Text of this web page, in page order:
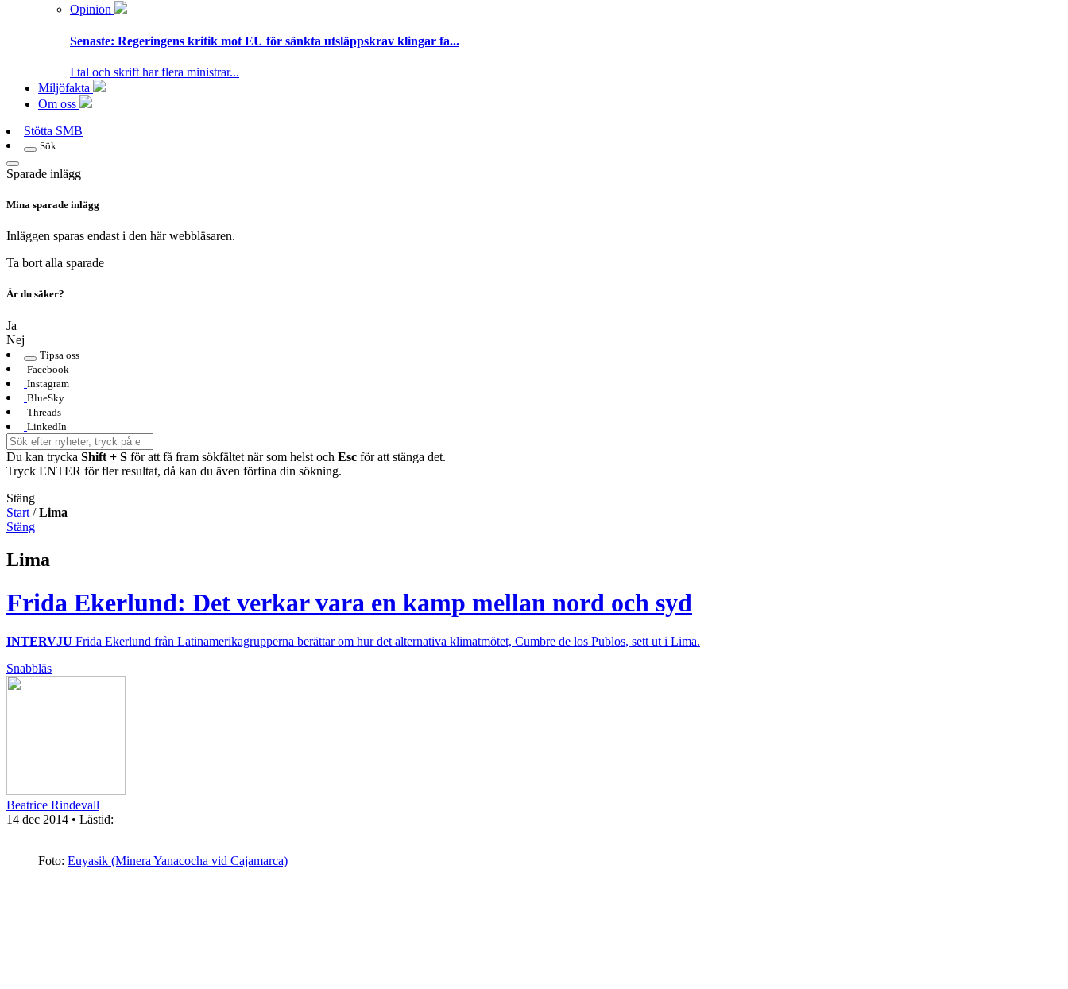
Opinion
Senaste: Regeringens kritik mot EU för sänkta utsläppskrav klingar fa...
I tal och skrift har flera ministrar...
Miljöfakta
Om oss
Stötta SMB
Sök
Sparade inlägg
Mina sparade inlägg
Inläggen sparas endast i den här webbläsaren.
Ta bort alla sparade
Är du säker?
Ja
Nej
Tipsa oss
Facebook
Instagram
BlueSky
Threads
LinkedIn
Du kan trycka Shift + S för att få fram sökfältet när som helst och Esc för att stänga det.
Tryck ENTER för fler resultat, då kan du även förfina din sökning.
Stäng
Start /Lima
Stäng
Lima
Frida Ekerlund: Det verkar vara en kamp mellan nord och syd
INTERVJU Frida Ekerlund från Latinamerikagrupperna berättar om hur det alternativa klimatmötet, Cumbre de los Publos, sett ut i Lima.
Snabbläs
Beatrice Rindevall
14 dec 2014 • Lästid:
Foto: Euyasik (Minera Yanacocha vid Cajamarca)